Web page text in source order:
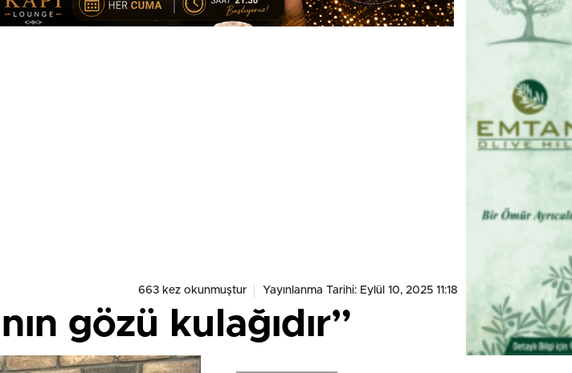
663 kez okunmuştur Yayınlanma Tarihi: Eylül 10, 2025 11:18
gözü kulağıdır”